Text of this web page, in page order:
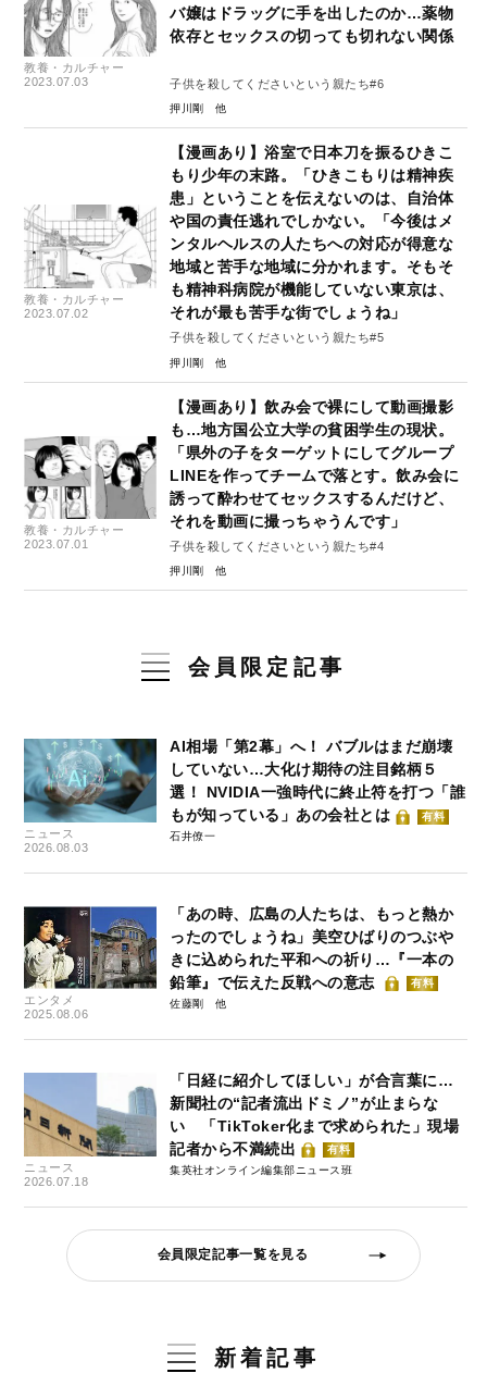
教養・カルチャー
2023.07.03
バ嬢はドラッグに手を出したのか…薬物
依存とセックスの切っても切れない関係
子供を殺してくださいという親たち#6
押川剛
教養・カルチャー
2023.07.02
【漫画あり】浴室で日本刀を振るひきこ
もり少年の末路。「ひきこもりは精神疾
患」ということを伝えないのは、自治体
や国の責任逃れでしかない。「今後はメ
ンタルヘルスの人たちへの対応が得意な
地域と苦手な地域に分かれます。そもそ
も精神科病院が機能していない東京は、
それが最も苦手な街でしょうね」
子供を殺してくださいという親たち#5
押川剛
教養・カルチャー
2023.07.01
【漫画あり】飲み会で裸にして動画撮影
も…地方国公立大学の貧困学生の現状。
「県外の子をターゲットにしてグループ
LINEを作ってチームで落とす。飲み会に
誘って酔わせてセックスするんだけど、
それを動画に撮っちゃうんです」
子供を殺してくださいという親たち#4
押川剛
会員限定記事
ニュース
2026.08.03
AI相場「第2幕」へ！ バブルはまだ崩壊
していない…大化け期待の注目銘柄５
選！ NVIDIA一強時代に終止符を打つ「誰
もが知っている」あの会社とは
有料
石井僚一
エンタメ
2025.08.06
「あの時、広島の人たちは、もっと熱か
ったのでしょうね」美空ひばりのつぶや
きに込められた平和への祈り…『一本の
鉛筆』で伝えた反戦への意志
有料
佐藤剛
ニュース
2026.07.18
「日経に紹介してほしい」が合言葉に…
新聞社の“記者流出ドミノ”が止まらな
い 「TikToker化まで求められた」現場
記者から不満続出
有料
集英社オンライン編集部ニュース班
会員限定記事一覧を見る
新着記事